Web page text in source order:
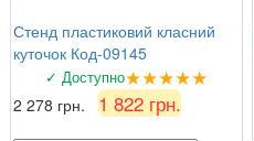
Стенд пластиковий класний
куточок Код-09145
✓ Доступно★★★★★
2 278 грн. 1 822 грн.